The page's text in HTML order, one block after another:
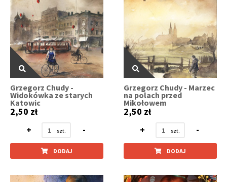
Grzegorz Chudy -
Widokówka ze starych
Katowic
2,50 zł
+
-
DODAJ
Grzegorz Chudy - Marzec
na polach przed
Mikołowem
2,50 zł
+
-
DODAJ